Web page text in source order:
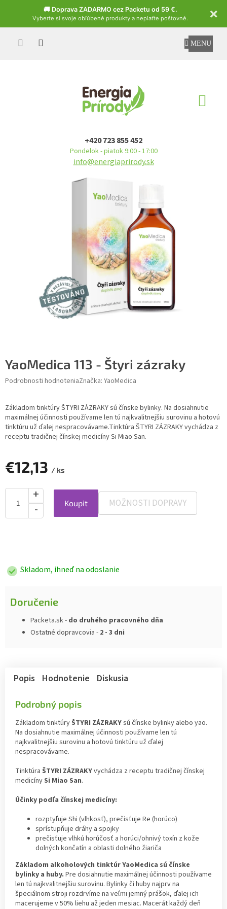
🚚 Doprava ZADARMO cez Packetu od 59 €.
Vyberte si svoje obľúbené produkty a neplaťte poštovné.
Czech
+420 723 855 452
Pondelok - piatok 9:00 - 17:00
info@energiaprirody.sk
YaoMedica 113 - Štyri zázraky
Podrobnosti hodnoteniaZnačka: YaoMedica
Základom tinktúry ŠTYRI ZÁZRAKY sú čínske bylinky. Na dosiahnutie
maximálnej účinnosti používame len tú najkvalitnejšiu surovinu a hotovú
tinktúru už ďalej nespracovávame.Tinktúra ŠTYRI ZÁZRAKY vychádza z
receptu tradičnej čínskej medicíny Si Miao San.
€12,13 / ks
Koupit MOŽNOSTI DOPRAVY
Skladom, ihneď na odoslanie
Doručenie
Packeta.sk - do druhého pracovného dňa
Ostatné dopravcovia - 2 - 3 dni
Popis Hodnotenie Diskusia
Podrobný popis
Základom tinktúryŠTYRI ZÁZRAKYsú čínske bylinky alebo yao.
Na dosiahnutie maximálnej účinnosti používame len tú
najkvalitnejšiu surovinu a hotovú tinktúru už ďalej
nespracovávame.
Tinktúra ŠTYRI ZÁZRAKYvychádza z receptu tradičnej čínskej
medicínySi Miao San.
Účinky podľa čínskej medicíny:
rozptyľuje Shi (vlhkosť), prečisťuje Re (horúco)
sprístupňuje dráhy a spojky
prečisťuje vlhkú horúčosť a horúci/ohnivý toxín z kože
dolných končatín a oblasti dolného žiariča
Základom alkoholových tinktúr YaoMedica sú čínske
bylinky a huby. Pre dosiahnutie maximálnej účinnosti používame
len tú najkvalitnejšiu surovinu. Bylinky či huby najprv na
špeciálnom stroji rozdrvíme na veľmi jemný prášok, ďalej ich
macerujeme v 50% liehu až jeden mesiac. Macerát každý deň